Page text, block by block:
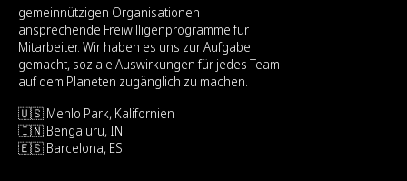
gemeinnützigen Organisationen
ansprechende Freiwilligenprogramme für
Mitarbeiter. Wir haben es uns zur Aufgabe
gemacht, soziale Auswirkungen für jedes Team
auf dem Planeten zugänglich zu machen.
🇺🇸 Menlo Park, Kalifornien
🇮🇳 Bengaluru, IN
🇪🇸 Barcelona, ES